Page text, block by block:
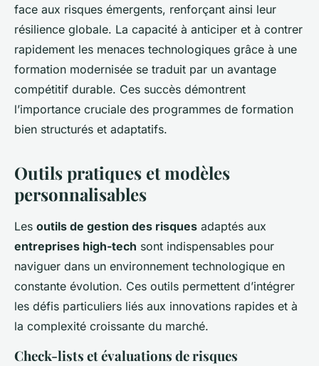
face aux risques émergents, renforçant ainsi leur
résilience globale. La capacité à anticiper et à contrer
rapidement les menaces technologiques grâce à une
formation modernisée se traduit par un avantage
compétitif durable. Ces succès démontrent
l’importance cruciale des programmes de formation
bien structurés et adaptatifs.
Outils pratiques et modèles
personnalisables
Les outils de gestion des risques adaptés aux
entreprises high-tech sont indispensables pour
naviguer dans un environnement technologique en
constante évolution. Ces outils permettent d’intégrer
les défis particuliers liés aux innovations rapides et à
la complexité croissante du marché.
Check-lists et évaluations de risques